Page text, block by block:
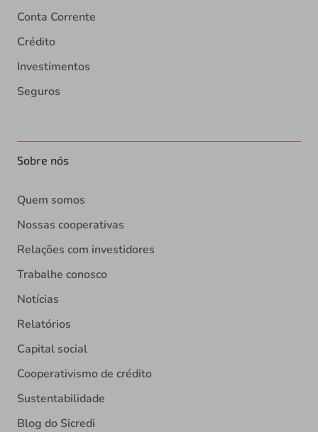
Conta Corrente
Crédito
Investimentos
Seguros
Sobre nós
Quem somos
Nossas cooperativas
Relações com investidores
Trabalhe conosco
Notícias
Relatórios
Capital social
Cooperativismo de crédito
Sustentabilidade
Blog do Sicredi